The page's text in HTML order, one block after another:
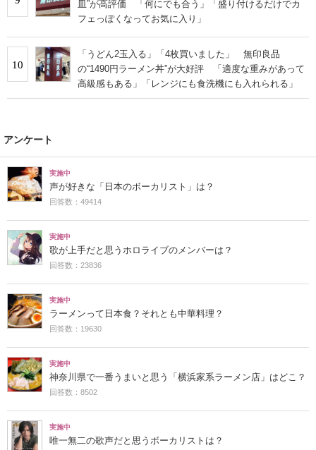
皿”が高評価 「何にでも合う」「盛り付けるだけでカ
フェっぽくなってお気に入り」
10
「うどん2玉入る」「4枚買いました」 無印良品
の“1490円ラーメン丼”が大好評 「適度な重みがあって
高級感もある」「レンジにも食洗機にも入れられる」
アンケート
実施中
声が好きな「日本のボーカリスト」は？
回答数：49414
実施中
歌が上手だと思うホロライブのメンバーは？
回答数：23836
実施中
ラーメンって日本食？それとも中華料理？
回答数：19630
実施中
神奈川県で一番うまいと思う「横浜家系ラーメン店」はどこ？
回答数：8502
実施中
唯一無二の歌声だと思うボーカリストは？